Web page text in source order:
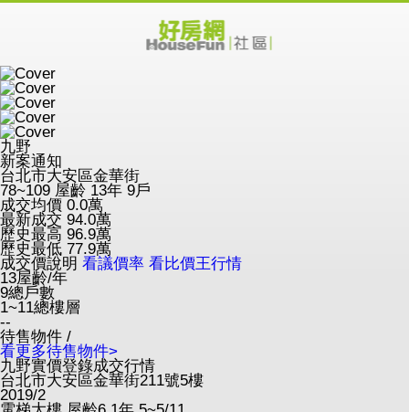
九野
新案通知
台北市大安區金華街
78~109 屋齡 13年 9戶
成交均價 0.0萬
最新成交 94.0萬
歷史最高 96.9萬
歷史最低 77.9萬
成交價說明 看議價率 看比價王行情
13屋齡/年
9總戶數
1~11總樓層
--
待售物件 /
看更多待售物件>
九野實價登錄成交行情
台北市大安區金華街211號5樓
2019/2